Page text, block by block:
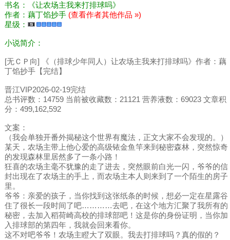
书名：《让农场主我来打排球吗》
作者：藕丁馅抄手 (查看作者其他作品 »)
星级：
小说简介：
[无ＣＰ向] 《（排球少年同人）让农场主我来打排球吗》作者：藕
丁馅抄手【完结】
晋江VIP2026-02-19完结
总书评数：14759 当前被收藏数：21121 营养液数：69023 文章积
分：499,162,592
文案：
（我会单独开番外揭秘这个世界有魔法，正文大家不会发现的。）
某天，农场主带上他心爱的高级铱金鱼竿来到秘密森林，突然惊奇
的发现森林里居然多了一条小路！
狂喜的农场主毫不犹豫的走了进去，突然眼前白光一闪，爷爷的信
封出现在了农场主的手上，而农场主本人则来到了一个陌生的房子
里。
爷爷：亲爱的孩子，当你找到这张纸条的时候，想必一定在星露谷
住了很长一段时间了吧…………去吧，在这个地方汇聚了我所有的
秘密，去加入稻荷崎高校的排球部吧！这是你的身份证明，当你加
入排球部的第四年，我就会回来看你。
这不对吧爷爷！农场主瞪大了双眼。我去打排球吗？真的假的？